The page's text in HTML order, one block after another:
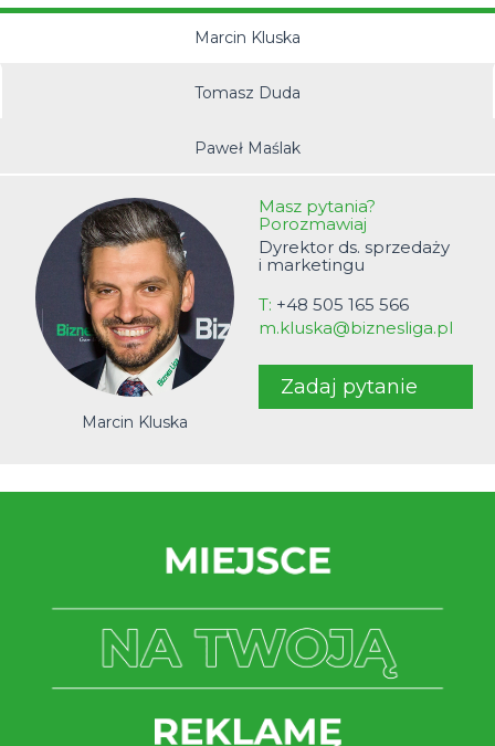
Marcin Kluska
Tomasz Duda
Paweł Maślak
Marcin Kluska
Masz pytania?
Porozmawiaj
Dyrektor ds. sprzedaży
i marketingu
T: +48 505 165 566
m.kluska@biznesliga.pl
Zadaj pytanie